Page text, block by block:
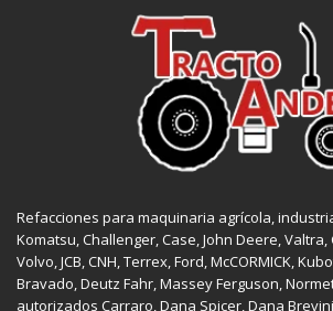
Refacciones para maquinaria agrícola,
Komatsu, Challenger,Case,John Deere, Valtra,
Volvo,JCB,CNH, Terrex,Ford, McCORMICK,
Bravado, Deutz Fahr,Massey Ferguson,
autorizados Carraro,Dana Spicer, Dana